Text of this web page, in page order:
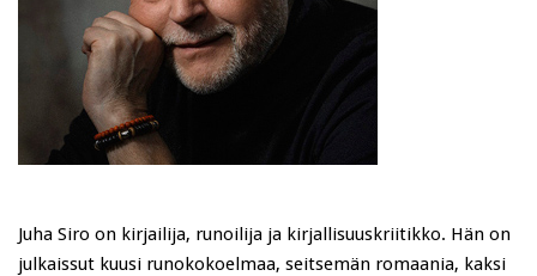
Juha Siro on kirjailija, runoilija ja kirjallisuuskriitikko. Hän on
julkaissut kuusi runokokoelmaa, seitsemän romaania, kaksi